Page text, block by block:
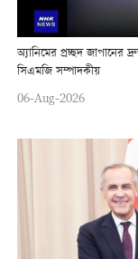
অ্যানিমের প্রচ্ছদ জাপানের
সিএমজি সম্পাদকীয়
06-Aug-2026